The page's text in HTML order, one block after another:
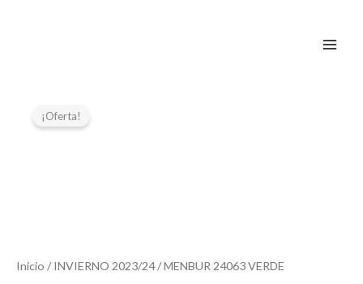
¡Oferta!
Inicio /INVIERNO 2023/24/ MENBUR 24063 VERDE
24063
VERDE